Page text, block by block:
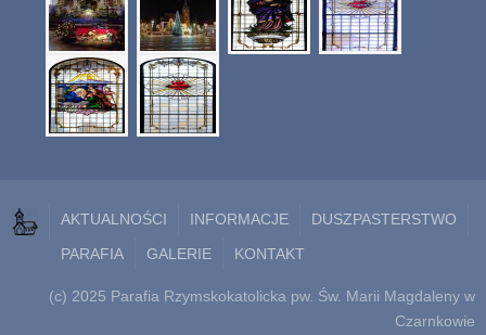
AKTUALNOŚCI INFORMACJE
DUSZPASTERSTWO
PARAFIA
GALERIE KONTAKT
(c) 2025 Parafia Rzymskokatolicka pw. Św. Marii Magdaleny w
Czarnkowie